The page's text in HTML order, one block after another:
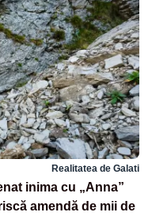
Realitatea de Galati
inima cu „Anna”
amendă de mii de